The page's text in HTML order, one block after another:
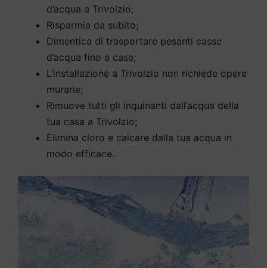
d’acqua a Trivolzio;
Risparmia da subito;
Dimentica di trasportare pesanti casse
d’acqua fino a casa;
L’installazione a Trivolzio non richiede opere
murarie;
Rimuove tutti gli inquinanti dall’acqua della
tua casa a Trivolzio;
Elimina cloro e calcare dalla tua acqua in
modo efficace.